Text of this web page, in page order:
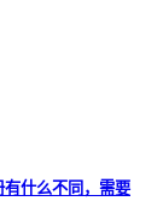
有什么不同，需要